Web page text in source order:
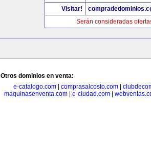
Visitar!
Serán consideradas
Otros dominios en venta:
e-catalogo.com
comprasalcosto.com
maquinasenventa.com
e-ciudad.com